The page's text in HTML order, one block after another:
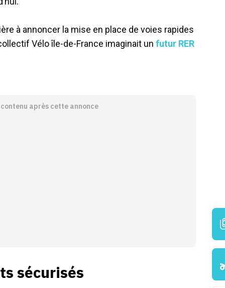
à annoncer la mise en place de voies rapides
Vélo île-de-France imaginait un futur RER
après cette annonce
sécurisés